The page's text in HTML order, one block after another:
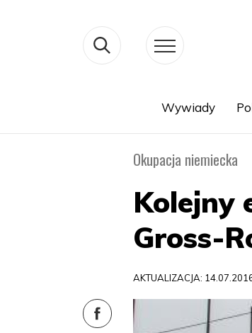
Wywiady
Okupacja niemiecka
Kolejny
Gross-
AKTUALIZACJA: